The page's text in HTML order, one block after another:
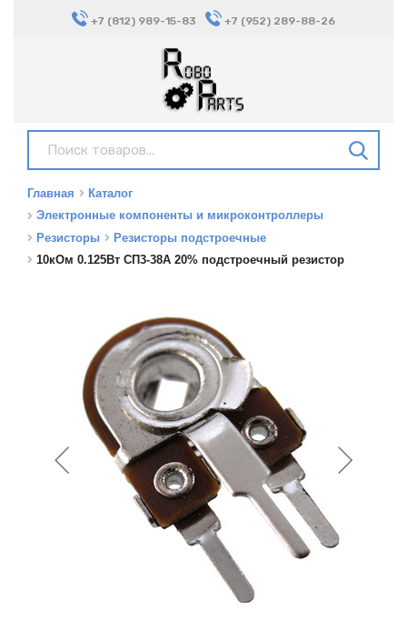
+7 (812) 989-15-83 +7 (952) 289-88-26
Главная
Каталог
Электронные компоненты и микроконтроллеры
Резисторы
Резисторы подстроечные
10кОм 0.125Вт СП3-38А 20% подстроечный резистор